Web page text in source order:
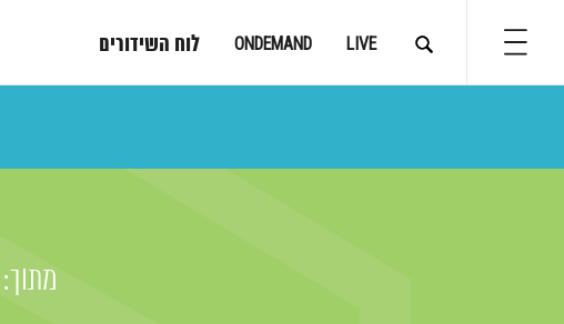
LIVE
ONDEMAND לוח השידורים
מתוך: